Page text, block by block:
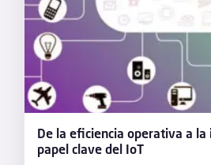
De la eficiencia operativa a la
papel clave del IoT